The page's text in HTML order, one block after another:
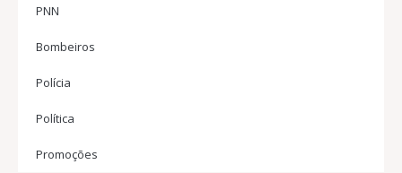
PNN
Bombeiros
Polícia
Política
Promoções